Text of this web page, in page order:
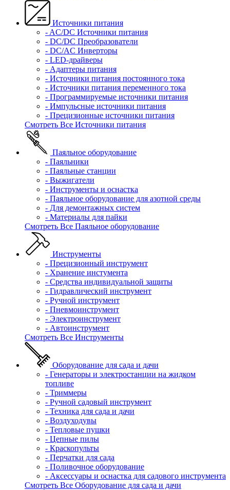
Источники питания
- AC/DC Источники питания
- DC/DC Преобразователи
- DC/AC Инверторы
- LED-драйверы
- Адаптеры питания
- Источники питания постоянного тока
- Источники питания переменного тока
- Программируемые источники питания
- Импульсные источники питания
- Прецизионные источники питания
Смотреть Все Источники питания
Паяльное оборудование
- Паяльники
- Паяльные станции
- Выжигатели
- Инструменты и оснастка
- Паяльное оборудование для азотной среды
- Для демонтажных систем
- Материалы для пайки
Смотреть Все Паяльное оборудование
Инструменты
- Прецизионный инструмент
- Хранение инстумента
- Средства индивидуальной защиты
- Гидравлический инструмент
- Ручной инструмент
- Пневмоинструмент
- Электроинструмент
- Автоинструмент
Смотреть Все Инструменты
Оборудование для сада и дачи
- Генераторы и электростанции на жидком
топливе
- Триммеры
- Ручной садовый инструмент
- Техника для сада и дачи
- Воздуходувы
- Тепловые пушки
- Цепные пилы
- Краскопульты
- Перчатки для сада
- Поливочное оборудование
- Аксессуары и оснастка для садового инструмента
Смотреть Все Оборудование для сада и дачи